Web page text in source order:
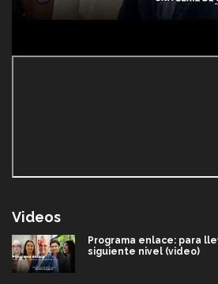
Videos
Programa enlace: para
siguiente nivel (video)